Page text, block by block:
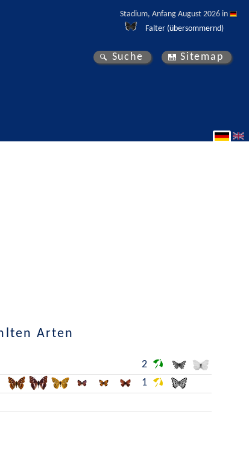
Stadium, Anfang August 2026 in
Falter (übersommernd)
Suche Sitemap
Arten
2
1